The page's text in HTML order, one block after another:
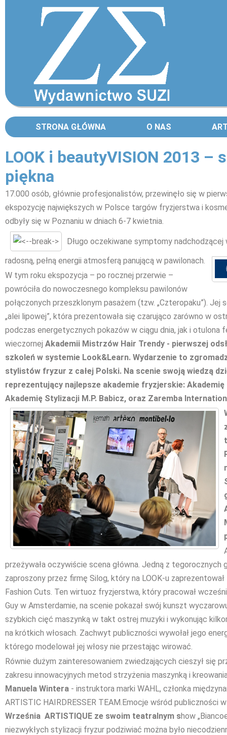
STRONA GŁÓWNA O NAS
LOOK i beautyVISION 2013 –
piękna
17.000 osób, głównie profesjonalistów, przewinęło się w
ekspozycję największych w Polsce targów fryzjerstwa i
odbyły się w Poznaniu w dniach 6-7 kwietnia.
Długo oczekiwane symptomy nadchodzącej
radosną, pełną energii atmosferą panującą w pawilonach.
W tym roku ekspozycja – po rocznej przerwie –
powróciła do nowoczesnego kompleksu pawilonów
połączonych przeszklonym pasażem (tzw. „Czteropaku”). Jej
„alei lipowej”, która prezentowała się czarująco zarówno w
podczas energetycznych pokazów w ciągu dnia, jak i otulona
wieczornej Akademii Mistrzów Hair Trendy - pierwszej
szkoleń w systemie Look&Learn. Wydarzenie to
stylistów fryzur z całej Polski. Na scenie swoją wiedzą
reprezentujący najlepsze akademie fryzjerskie:
Akademię Stylizacji M.P. Babicz, oraz Zaremba
przeżywała oczywiście scena główna. Jedną z tegorocznych
zaproszony przez firmę Silog, który na LOOK-u
Fashion Cuts. Ten wirtuoz fryzjerstwa, który pracował
Guy w Amsterdamie, na scenie pokazał swój kunszt
szybkich cięć maszynką w takt ostrej muzyki i wykonując
na krótkich włosach. Zachwyt publiczności wywołał jego
którego modelował jej włosy nie przestając wirować.
Równie dużym zainteresowaniem zwiedzających cieszył się
zakresu innowacyjnych metod strzyżenia maszynką i
Manuela Wintera - instruktora marki WAHL, członka
ARTISTIC HAIRDRESSER TEAM.Emocje wśród publiczności
Września ARTISTIQUE ze swoim teatralnym show
niezwykłych stylizacji fryzur podziwiać można było